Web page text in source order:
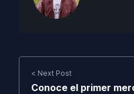
< Next Post
Conoce el primer